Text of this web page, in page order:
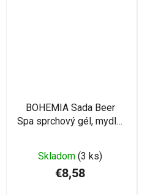
BOHEMIA Sada Beer
Spa sprchový gél, mydlo,
Skladom (3 ks)
€8,58